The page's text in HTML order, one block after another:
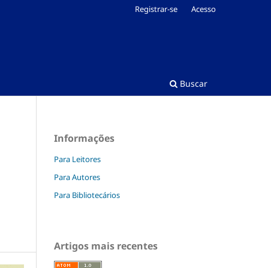
Buscar
Registrar-se Acesso
Informações
Para Leitores
Para Autores
Para Bibliotecários
Artigos mais recentes